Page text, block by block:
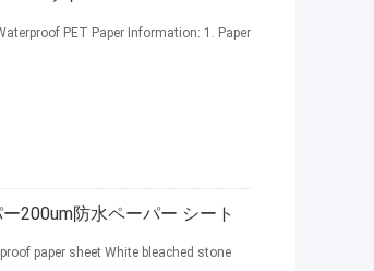
PET Paper Information: 1. Paper
200um防水ペーパー シート
paper sheet White bleached stone